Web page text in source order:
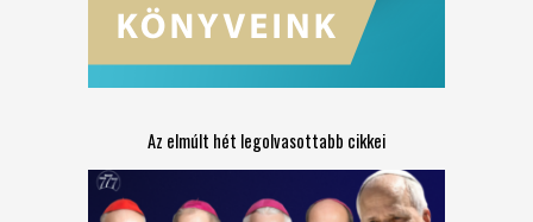
Az elmúlt hét legolvasottabb cikkei